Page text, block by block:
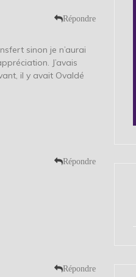
Répondre
sinon je n’aurai
J’avais
il y avait Ovaldé
Répondre
Répondre